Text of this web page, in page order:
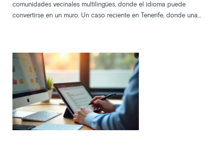
comunidades vecinales multilingües, donde el idioma puede
convertirse en un muro. Un caso reciente en Tenerife, donde una
garantizar la participación real y equitativa en las juntas de
propietarios